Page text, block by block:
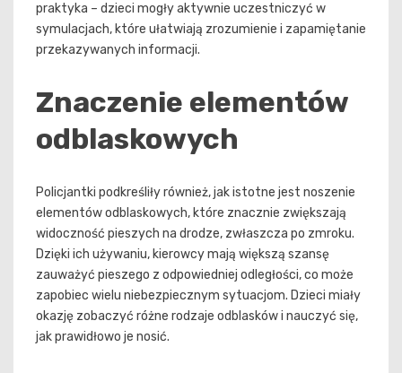
praktyka – dzieci mogły aktywnie uczestniczyć w
symulacjach, które ułatwiają zrozumienie i zapamiętanie
przekazywanych informacji.
Znaczenie elementów
odblaskowych
Policjantki podkreśliły również, jak istotne jest noszenie
elementów odblaskowych, które znacznie zwiększają
widoczność pieszych na drodze, zwłaszcza po zmroku.
Dzięki ich używaniu, kierowcy mają większą szansę
zauważyć pieszego z odpowiedniej odległości, co może
zapobiec wielu niebezpiecznym sytuacjom. Dzieci miały
okazję zobaczyć różne rodzaje odblasków i nauczyć się,
jak prawidłowo je nosić.